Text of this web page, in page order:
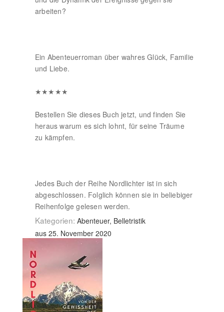
arbeiten?
Ein Abenteuerroman über wahres Glück, Familie
und Liebe.
★★★★★
Bestellen Sie dieses Buch jetzt, und finden Sie
heraus warum es sich lohnt, für seine Träume
zu kämpfen.
Jedes Buch der Reihe Nordlichter ist in sich
abgeschlossen. Folglich können sie in beliebiger
Reihenfolge gelesen werden.
Kategorien: Abenteuer, Belletristik
aus 25. November 2020